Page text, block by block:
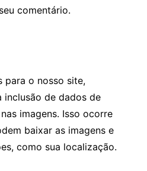
comentário.
para o nosso site,
inclusão de dados de
imagens. Isso ocorre
baixar as imagens e
como sua localização.